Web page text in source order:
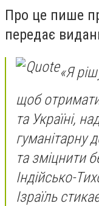
Про це пише
передає
«Я
щоб
та Україні,
гуманітарну
та зміцнити
Індійсько-
Ізраїль